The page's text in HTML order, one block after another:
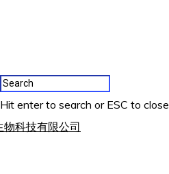
Hit enter to search or ESC to close